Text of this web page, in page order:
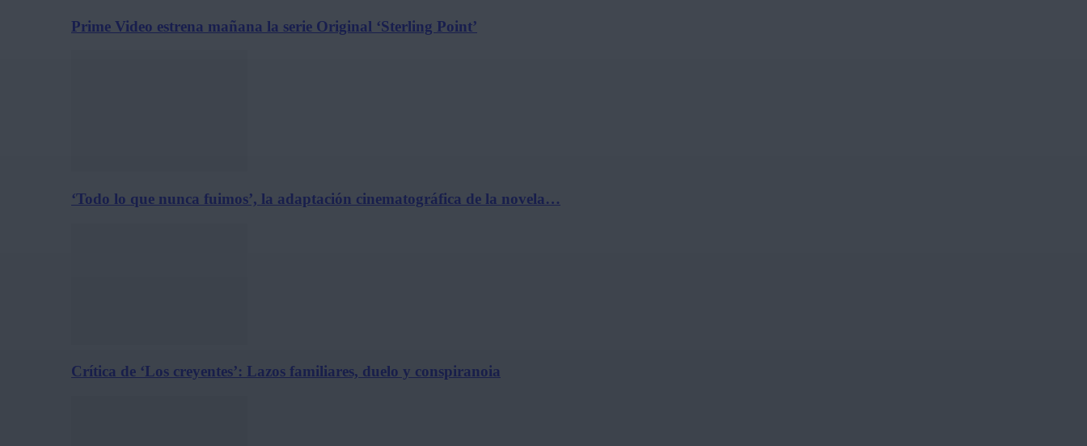
Prime Video estrena mañana la serie Original ‘Sterling Point’
‘Todo lo que nunca fuimos’, la adaptación cinematográfica de la novela…
Crítica de ‘Los creyentes’: Lazos familiares, duelo y conspiranoia